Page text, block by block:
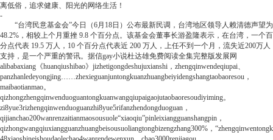
离低俗，追求健康、阳光的网络生活！
-
“台湾民意基金会”今日（6月18日）公布最新民调，台湾地区领导人赖清德声望为
48.2%，相较上个月重挫 9.8 个百分点。该基金会董事长游盈隆表示，在台湾，一个百
分点代表 19.5 万人，10 个百分点代表近 200 万人，上任不到一个月，流失近200万人
支持，是一个严重的警讯。 据信gay小说杜达雄免费阅读全集完整版发展网
alibabaxiang《huanqiushibao》jizhetigongdeshujuxianshi，zhengqinwendeqiupai、
panzhanledeyongjing……zhexieguanjuntongkuanzhuangbeiyidengshangtaobaoresou，
maibaotianmao。
qizhongzhengqinwenduoguantongkuanwangqiupaigaojutaobaoresoudiyiming。
zi8yue3rizhengqinwenduoguanzhi8yue5rifanzhendongduoguan，
qijianchao200wanrenzaitianmaosousuole“xiaoqiu”pinleixiangguanshangpin，
qizhongwangqiuxiangguanzhuangbeisousuoliangtongbizengzhang300%，